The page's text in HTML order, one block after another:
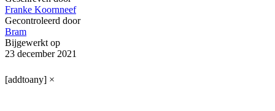
Franke Koornneef
Gecontroleerd door
Bram
Bijgewerkt op
23 december 2021
[addtoany] ×